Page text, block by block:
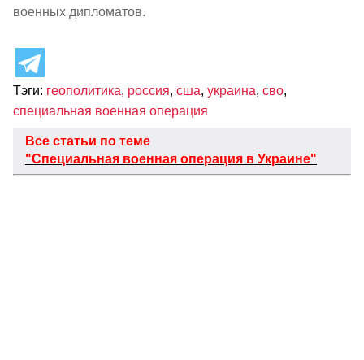
военных дипломатов.
Тэги: геополитика, россия, сша, украина, сво,
специальная военная операция
Все статьи по теме
"Специальная военная операция в Украине"